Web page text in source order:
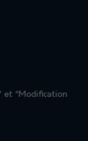
et “Modification